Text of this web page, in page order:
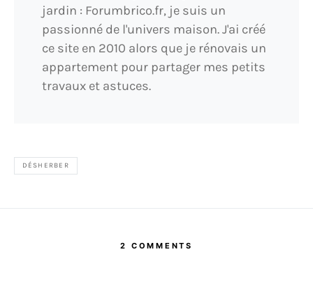
jardin : Forumbrico.fr, je suis un
passionné de l'univers maison. J'ai créé
ce site en 2010 alors que je rénovais un
appartement pour partager mes petits
travaux et astuces.
DÉSHERBER
2 COMMENTS